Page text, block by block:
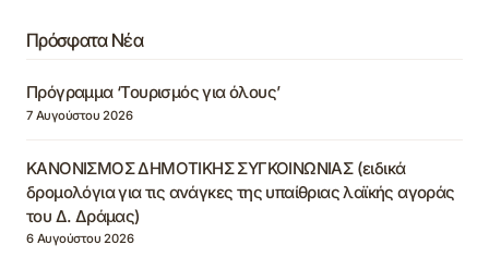
Πρόσφατα Νέα
Πρόγραμμα ‘Τουρισμός για όλους’
7 Αυγούστου 2026
ΚΑΝΟΝΙΣΜΟΣ ΔΗΜΟΤΙΚΗΣ ΣΥΓΚΟΙΝΩΝΙΑΣ (ειδικά
δρομολόγια για τις ανάγκες της υπαίθριας λαϊκής αγοράς
του Δ. Δράμας)
6 Αυγούστου 2026